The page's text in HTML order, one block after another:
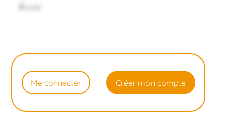
0 avis
Me connecter Créer mon compte